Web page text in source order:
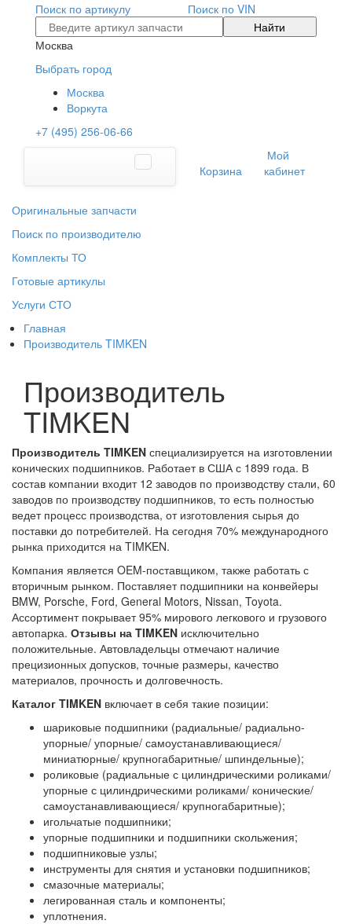
Поиск по артикулу
Поиск по VIN
Найти
Москва
Выбрать город
Москва
Воркута
+7 (495) 256-06-66
Корзина
Мой
кабинет
Оригинальные запчасти
Поиск по производителю
Комплекты ТО
Готовые артикулы
Услуги СТО
Главная
Производитель TIMKEN
Производитель
TIMKEN
Производитель TIMKEN специализируется на изготовлении
конических подшипников. Работает в США с 1899 года. В
состав компании входит 12 заводов по производству стали, 60
заводов по производству подшипников, то есть полностью
ведет процесс производства, от изготовления сырья до
поставки до потребителей. На сегодня 70% международного
рынка приходится на TIMKEN.
Компания является OEM-поставщиком, также работать с
вторичным рынком. Поставляет подшипники на конвейеры
BMW, Porsche, Ford, General Motors, Nissan, Toyota.
Ассортимент покрывает 95% мирового легкового и грузового
автопарка. Отзывы на TIMKEN исключительно
положительные. Автовладельцы отмечают наличие
прецизионных допусков, точные размеры, качество
материалов, прочность и долговечность.
Каталог TIMKEN включает в себя такие позиции:
шариковые подшипники (радиальные/ радиально-
упорные/ упорные/ самоустанавливающиеся/
миниатюрные/ крупногабаритные/ шпиндельные);
роликовые (радиальные с цилиндрическими роликами/
упорные с цилиндрическими роликами/ конические/
самоустанавливающиеся/ крупногабаритные);
игольчатые подшипники;
упорные подшипники и подшипники скольжения;
подшипниковые узлы;
инструменты для снятия и установки подшипников;
смазочные материалы;
легированная сталь и компоненты;
уплотнения.